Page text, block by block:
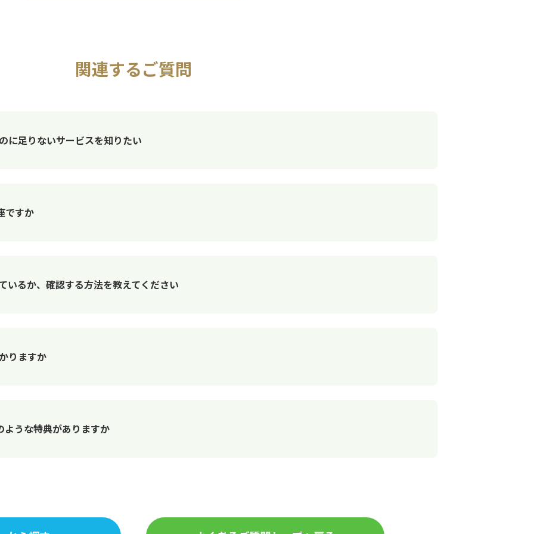
関連するご質問
に足りないサービスを知りたい
ですか
いるか、確認する方法を教えてください
りますか
うな特典がありますか